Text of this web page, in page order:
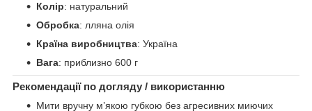
Колір: натуральний
Обробка: лляна олія
Країна виробництва: Україна
Вага: приблизно 600 г
Рекомендації по догляду / використанню
Мити вручну м’якою губкою без агресивних миючих